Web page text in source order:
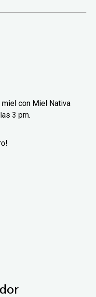
con Miel Nativa
3 pm.